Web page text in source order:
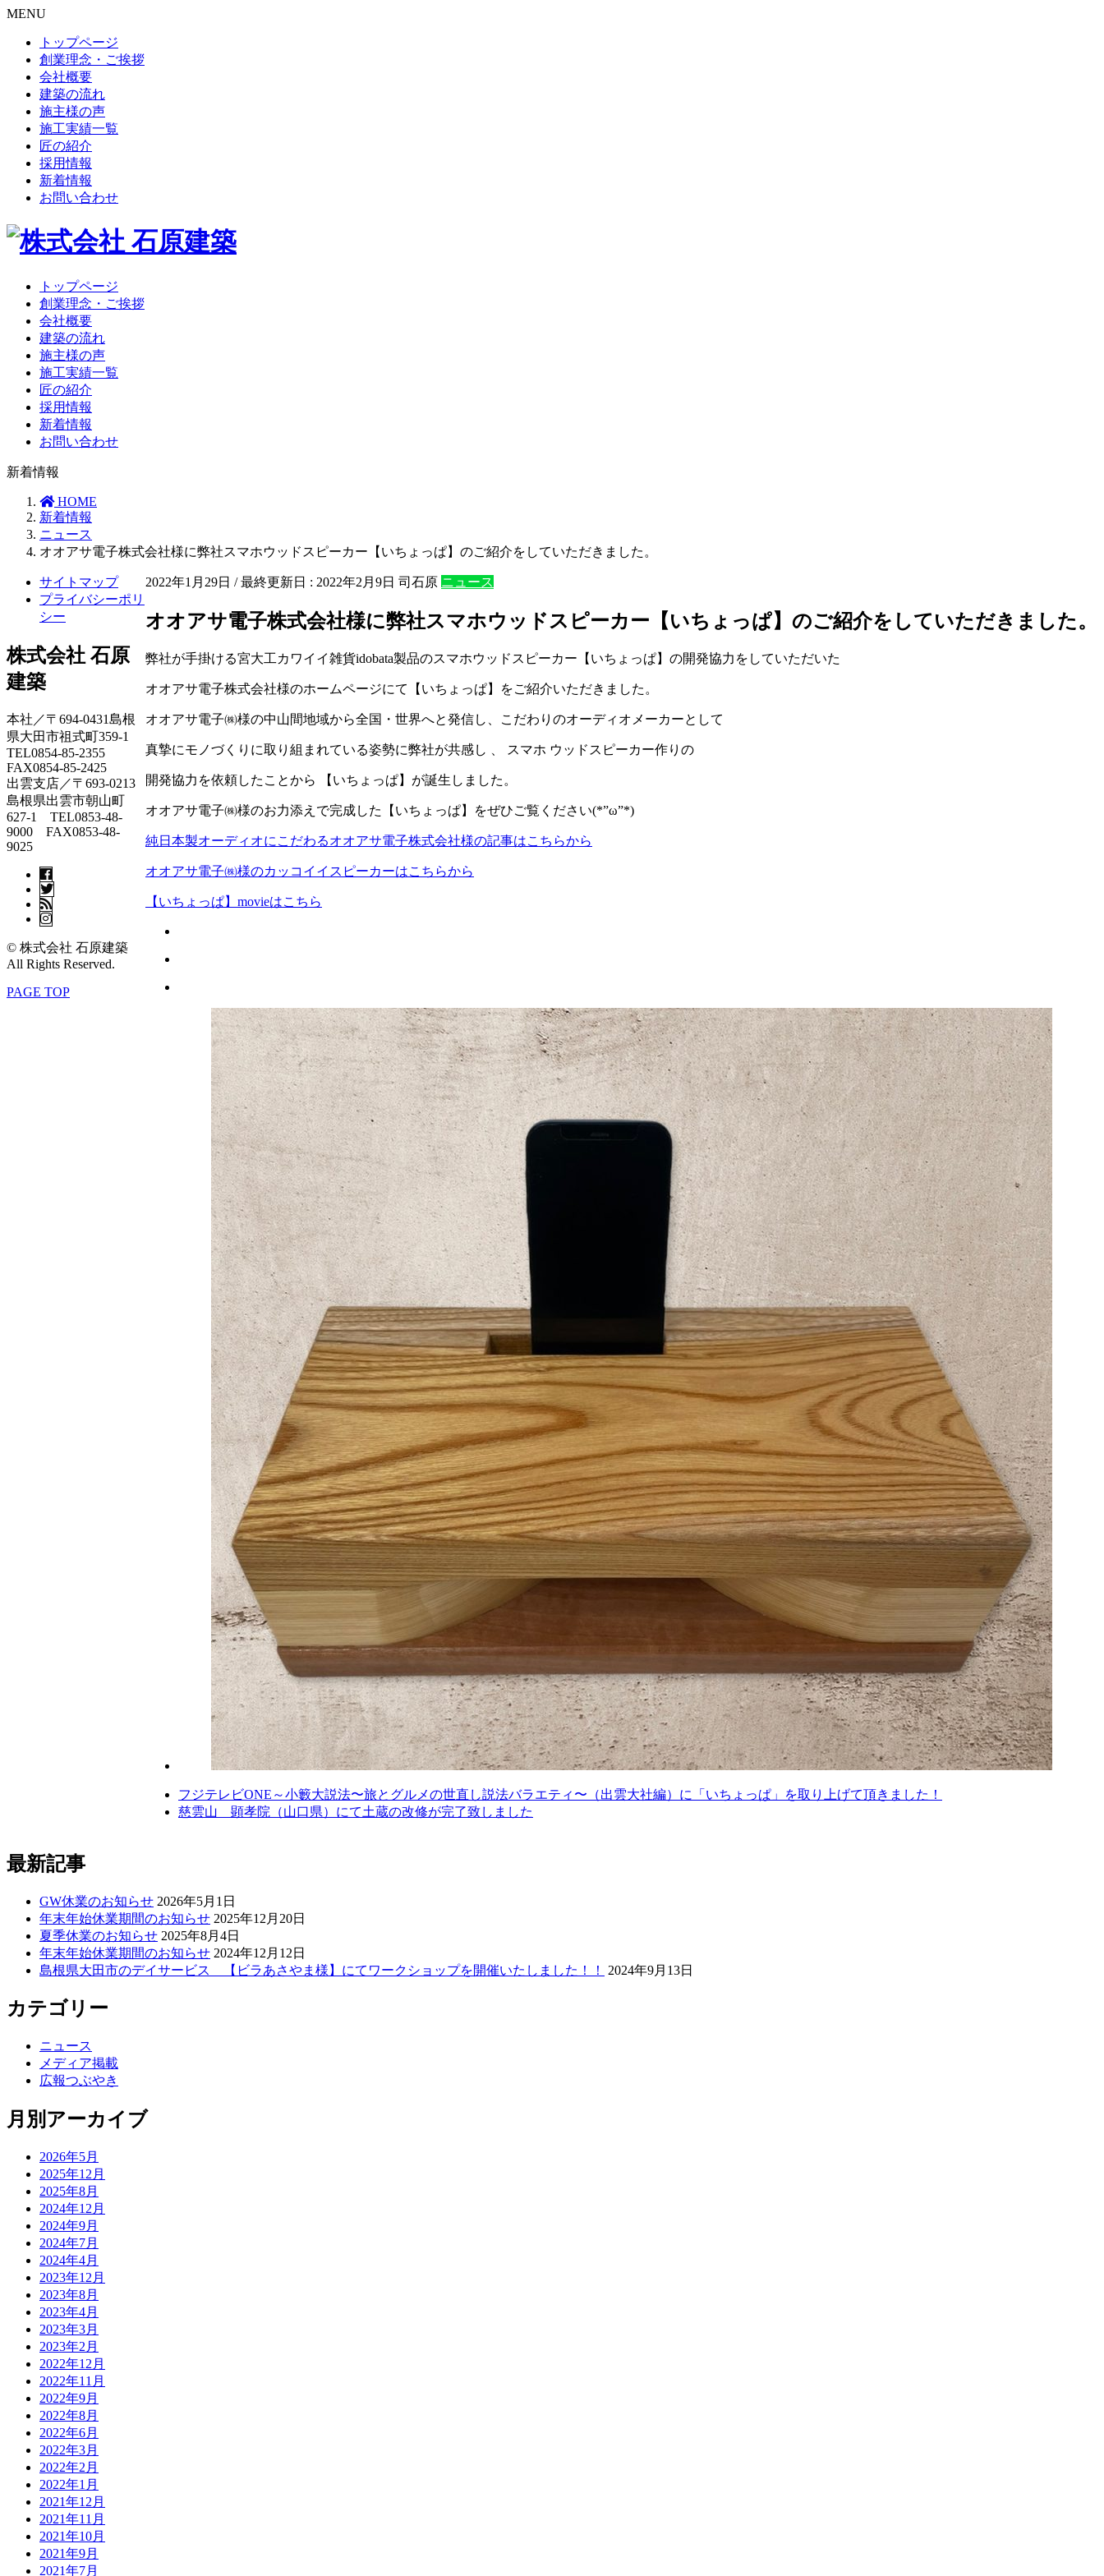
MENU
トップページ
創業理念・ご挨拶
会社概要
建築の流れ
施主様の声
施工実績一覧
匠の紹介
採用情報
新着情報
お問い合わせ
トップページ
創業理念・ご挨拶
会社概要
建築の流れ
施主様の声
施工実績一覧
匠の紹介
採用情報
新着情報
お問い合わせ
新着情報
HOME
新着情報
ニュース
オオアサ電子株式会社様に弊社スマホウッドスピーカー【いちょっぱ】のご紹介をしていただきました。
2022年1月29日 / 最終更新日 : 2022年2月9日 司石原 ニュース
オオアサ電子株式会社様に弊社スマホウッドスピーカー【いちょっぱ】のご紹介をしていただきました。
弊社が手掛ける宮大工カワイイ雑貨idobata製品のスマホウッドスピーカー【いちょっぱ】の開発協力をしていただいた
オオアサ電子株式会社様のホームページにて【いちょっぱ】をご紹介いただきました。
オオアサ電子㈱様の中山間地域から全国・世界へと発信し、こだわりのオーディオメーカーとして
真摯にモノづくりに取り組まれている姿勢に弊社が共感し 、 スマホ ウッドスピーカー作りの
開発協力を依頼したことから 【いちょっぱ】が誕生しました。
オオアサ電子㈱様のお力添えで完成した【いちょっぱ】をぜひご覧ください(*”ω”*)
純日本製オーディオにこだわるオオアサ電子株式会社様の記事はこちらから
オオアサ電子㈱様のカッコイイスピーカーはこちらから
【いちょっぱ】movieはこちら
フジテレビONE～小籔大説法〜旅とグルメの世直し説法バラエティ〜（出雲大社編）に「いちょっぱ」を取り上げて頂きました！
慈雲山 顕孝院（山口県）にて土蔵の改修が完了致しました
最新記事
GW休業のお知らせ 2026年5月1日
年末年始休業期間のお知らせ 2025年12月20日
夏季休業のお知らせ 2025年8月4日
年末年始休業期間のお知らせ 2024年12月12日
島根県大田市のデイサービス 【ビラあさやま様】にてワークショップを開催いたしました！！
2024年9月13日
カテゴリー
ニュース
メディア掲載
広報つぶやき
月別アーカイブ
2026年5月
2025年12月
2025年8月
2024年12月
2024年9月
2024年7月
2024年4月
2023年12月
2023年8月
2023年4月
2023年3月
2023年2月
2022年12月
2022年11月
2022年9月
2022年8月
2022年6月
2022年3月
2022年2月
2022年1月
2021年12月
2021年11月
2021年10月
2021年9月
2021年7月
サイトマップ
プライバシーポリ
シー
株式会社 石原
建築
本社／〒694-0431島根
県大田市祖式町359-1
TEL0854-85-2355
FAX0854-85-2425
出雲支店／〒693-0213
島根県出雲市朝山町
627-1 TEL0853-48-
9000 FAX0853-48-
9025
© 株式会社 石原建築
All Rights Reserved.
PAGE TOP